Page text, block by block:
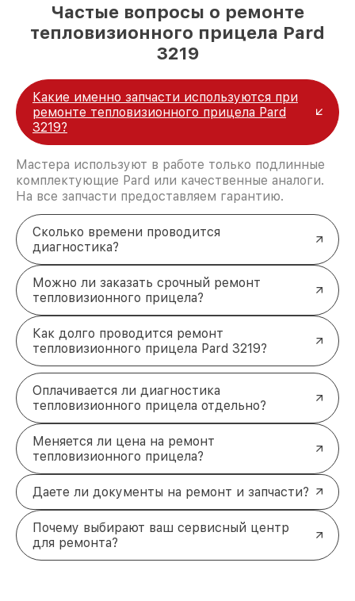
Частые вопросы о ремонте
тепловизионного прицела Pard
3219
Какие именно запчасти используются при
ремонте тепловизионного прицела Pard
3219?
Мастера используют в работе только подлинные
комплектующие Pard или качественные аналоги.
На все запчасти предоставляем гарантию.
Сколько времени проводится
диагностика?
Можно ли заказать срочный ремонт
тепловизионного прицела?
Как долго проводится ремонт
тепловизионного прицела Pard 3219?
Оплачивается ли диагностика
тепловизионного прицела отдельно?
Меняется ли цена на ремонт
тепловизионного прицела?
Даете ли документы на ремонт и запчасти?
Почему выбирают ваш сервисный центр
для ремонта?